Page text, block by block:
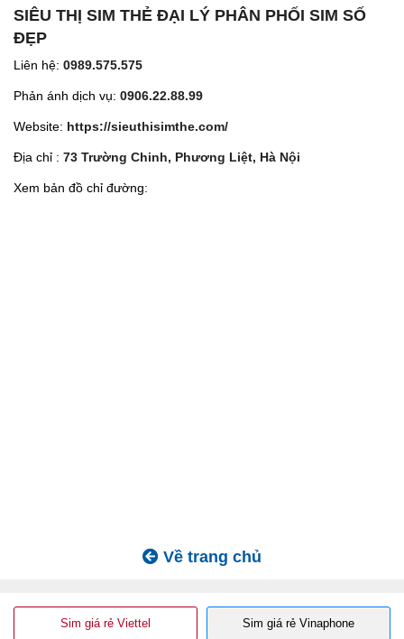
SIÊU THỊ SIM THẺ ĐẠI LÝ PHÂN PHỐI SIM SỐ
ĐẸP
Liên hệ: 0989.575.575
Phản ánh dịch vụ: 0906.22.88.99
Website: https://sieuthisimthe.com/
Địa chỉ : 73 Trường Chinh, Phương Liệt, Hà Nội
Xem bản đồ chỉ đường:
Về trang chủ
Sim giá rẻ Viettel Sim giá rẻ Vinaphone